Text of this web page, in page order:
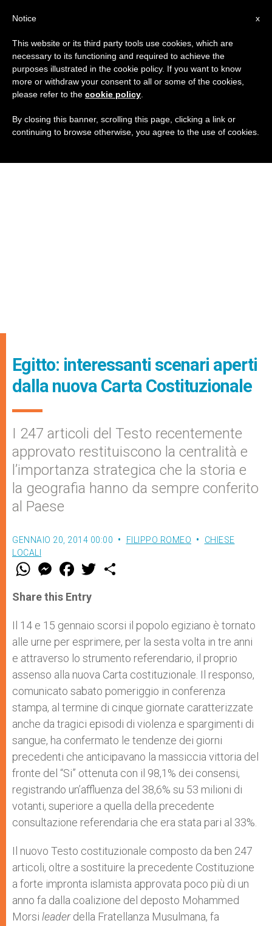
Egitto: interessanti scenari aperti
dalla nuova Carta Costituzionale
I 247 articoli del Testo recentemente
approvato restituiscono la centralità e
l’importanza strategica che la storia e
la geografia hanno da sempre conferito
al Paese
GENNAIO 20, 2014 00:00 FILIPPO ROMEO
CHIESE
LOCALI
W
t
s
p
p
M
e
s
e
g
e
r
F
a
e
b
o
k
w
r
Share this Entry
Il 14 e 15 gennaio scorsi il popolo egiziano è tornato
alle urne per esprimere, per la sesta volta in tre anni
e attraverso lo strumento referendario, il proprio
assenso alla nuova Carta costituzionale. Il responso,
comunicato sabato pomeriggio in conferenza
stampa, al termine di cinque giornate caratterizzate
anche da tragici episodi di violenza e spargimenti di
sangue, ha confermato le tendenze dei giorni
precedenti che anticipavano la massiccia vittoria del
fronte del “Si” ottenuta con il 98,1% dei consensi,
registrando un’affluenza del 38,6% su 53 milioni di
votanti, superiore a quella della precedente
consultazione referendaria che era stata pari al 33%.
Il nuovo Testo costituzionale composto da ben 247
articoli, oltre a sostituire la precedente Costituzione
a forte impronta islamista approvata poco più di un
anno fa dalla coalizione del deposto Mohammed
Morsi leaderdella Fratellanza Musulmana, fa
x
Notice
This website or its third party tools use cookies, which are
necessary to its functioning and required to achieve the
purposes illustrated in the cookie policy. If you want to know
more or withdraw your consent to all or some of the cookies,
please refer to the cookie policy
By closing this banner, scrolling this page, clicking a link or
continuing to browse otherwise, you agree to the use of cookies.